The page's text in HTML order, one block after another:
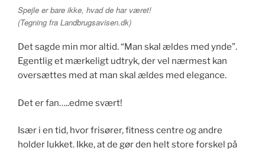
Spejle er bare ikke, hvad de har været!
(Tegning fra Landbrugsavisen.dk)
Det sagde min mor altid. “Man skal ældes med ynde”.
Egentlig et mærkeligt udtryk, der vel nærmest kan
oversættes med at man skal ældes med elegance.
Det er fan…..edme svært!
Især i en tid, hvor frisører, fitness centre og andre
holder lukket. Ikke, at de gør den helt store forskel på